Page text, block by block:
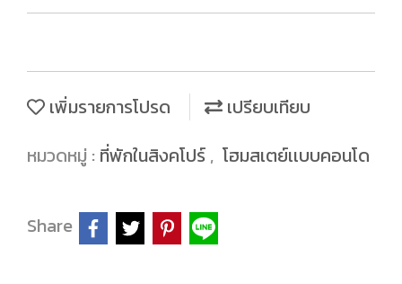
เพิ่มรายการโปรด
เปรียบเทียบ
หมวดหมู่ : ที่พักในสิงคโปร์ , โฮมสเตย์เเบบคอนโด
Share